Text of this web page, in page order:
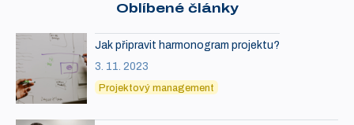
Oblíbené články
Jak připravit harmonogram projektu?
3. 11. 2023
Projektový management